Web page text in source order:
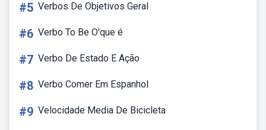
#5 Verbos De Objetivos Geral
#6 Verbo To Be O'que é
#7 Verbo De Estado E Ação
#8 Verbo Comer Em Espanhol
#9 Velocidade Media De Bicicleta